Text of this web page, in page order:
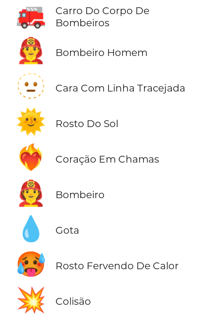
🚒
Carro Do Corpo De
Bombeiros
👨‍🚒 Bombeiro Homem
🫥 Cara Com Linha Tracejada
🌞 Rosto Do Sol
❤️‍🔥 Coração Em Chamas
🧑‍🚒 Bombeiro
💧 Gota
🥵 Rosto Fervendo De Calor
💥 Colisão